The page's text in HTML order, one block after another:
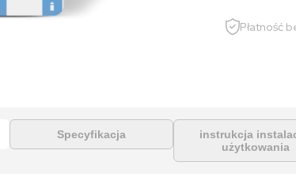
Płatność
Specyfikacja
instrukcja
użytkowania